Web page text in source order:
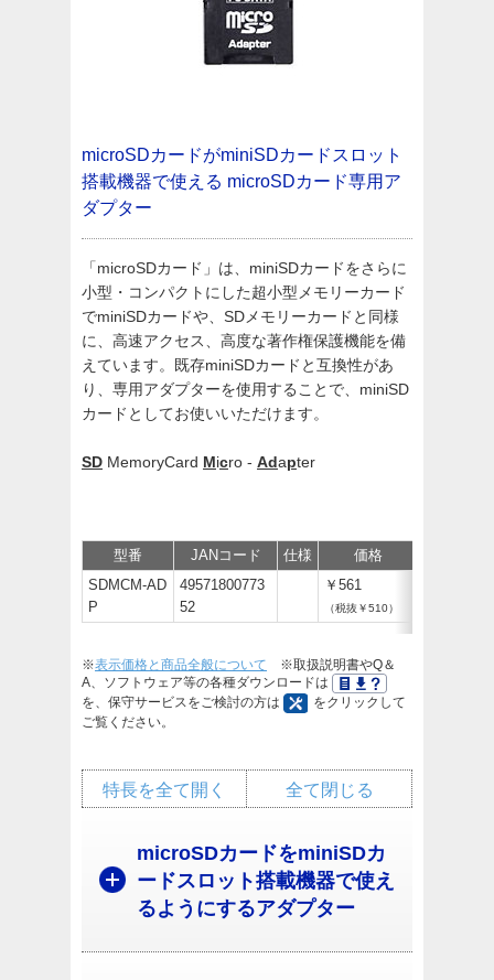
microSDカードがminiSDカードスロット
搭載機器で使える microSDカード専用ア
ダプター
「microSDカード」は、miniSDカードをさらに
小型・コンパクトにした超小型メモリーカード
でminiSDカードや、SDメモリーカードと同様
に、高速アクセス、高度な著作権保護機能を備
えています。既存miniSDカードと互換性があ
り、専用アダプターを使用することで、miniSD
カードとしてお使いいただけます。
SD MemoryCard Micro - Adapter
型番 JANコード 仕様 価格
SDMCM-AD
P
49571800773
52
￥561
（税抜￥510）
※表示価格と商品全般について ※取扱説明書やQ＆
A、ソフトウェア等の各種ダウンロードは
を、保守サービスをご検討の方は
をクリックして
ご覧ください。
全て閉じる
特長を全て開く
microSDカードをminiSDカ
ードスロット搭載機器で使え
るようにするアダプター